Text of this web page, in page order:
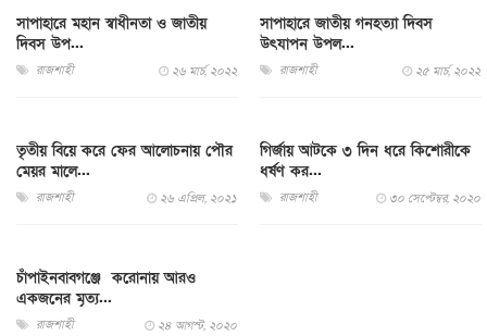
সাপাহারে মহান স্বাধীনতা ও জাতীয়
দিবস উপ...
রাজশাহী ২৬ মার্চ, ২০২২
সাপাহারে জাতীয় গনহত্যা দিবস
উৎযাপন উপল...
রাজশাহী ২৫ মার্চ, ২০২২
তৃতীয় বিয়ে করে ফের আলোচনায় পৌর
মেয়র মালে...
রাজশাহী ২৬ এপ্রিল, ২০২১
গির্জায় আটকে ৩ দিন ধরে কিশোরীকে
ধর্ষণ কর...
রাজশাহী ৩০ সেপ্টেম্বর, ২০২০
চাঁপাইনবাবগঞ্জে করোনায় আরও
একজনের মৃত্য...
রাজশাহী ২৪ আগস্ট, ২০২০